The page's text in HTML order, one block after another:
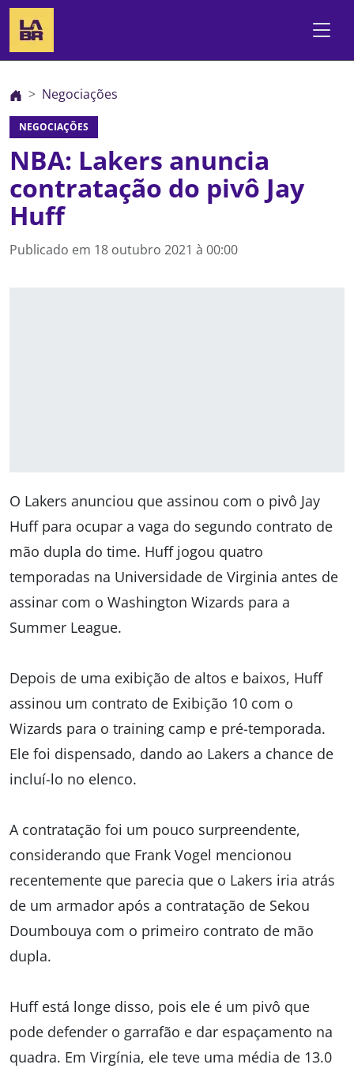
Negociações
NEGOCIAÇÕES
NBA: Lakers anuncia
contratação do pivô Jay
Huff
Publicado em 18 outubro 2021 à 00:00
O Lakers anunciou que assinou com o pivô Jay
Huff para ocupar a vaga do segundo contrato de
mão dupla do time. Huff jogou quatro
temporadas na Universidade de Virginia antes de
assinar com o Washington Wizards para a
Summer League.
Depois de uma exibição de altos e baixos, Huff
assinou um contrato de Exibição 10 com o
Wizards para o training camp e pré-temporada.
Ele foi dispensado, dando ao Lakers a chance de
incluí-lo no elenco.
A contratação foi um pouco surpreendente,
considerando que Frank Vogel mencionou
recentemente que parecia que o Lakers iria atrás
de um armador após a contratação de Sekou
Doumbouya com o primeiro contrato de mão
dupla.
Huff está longe disso, pois ele é um pivô que
pode defender o garrafão e dar espaçamento na
quadra. Em Virgínia, ele teve uma média de 13.0